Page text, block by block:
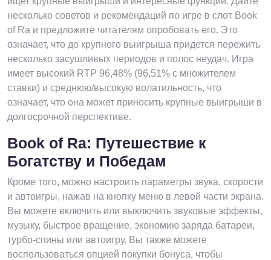
несколько советов и рекомендаций по игре в слот Book
of Ra и предложите читателям опробовать его. Это
означает, что до крупного выигрыша придется пережить
несколько засушливых периодов и полос неудач. Игра
имеет высокий RTP 96,48% (96,51% с множителем
ставки) и среднюю/высокую волатильность, что
означает, что она может приносить крупные выигрыши в
долгосрочной перспективе.
Book of Ra: Путешествие к
Богатству и Победам
Кроме того, можно настроить параметры звука, скорости
и автоигры, нажав на кнопку меню в левой части экрана.
Вы можете включить или выключить звуковые эффекты,
музыку, быстрое вращение, экономию заряда батареи,
турбо-спины или автоигру. Вы также можете
воспользоваться опцией покупки бонуса, чтобы